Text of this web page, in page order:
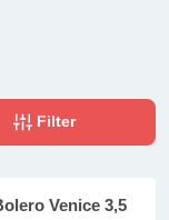
Filter
Venice 3,5